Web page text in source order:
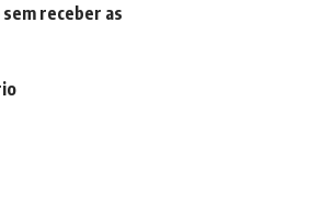
receber as